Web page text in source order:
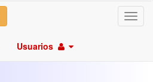
Usuarios